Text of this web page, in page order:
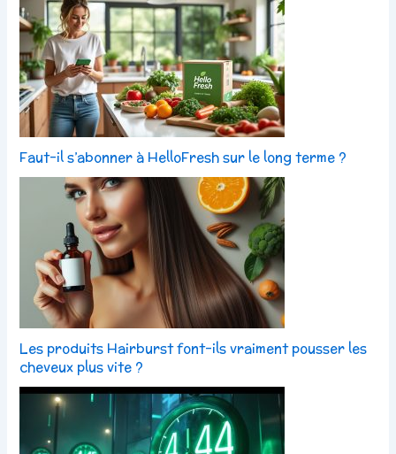
Faut-il s’abonner à HelloFresh sur le long terme ?
Les produits Hairburst font-ils vraiment pousser les
cheveux plus vite ?